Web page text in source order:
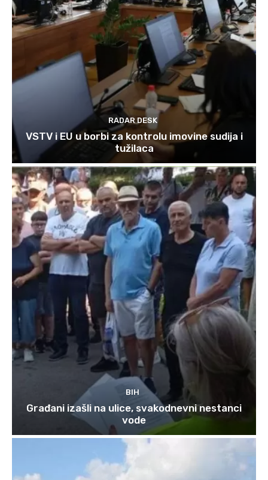
RADAR DESK
VSTV i EU u borbi za kontrolu imovine sudija i
tužilaca
BIH
Građani izašli na ulice, svakodnevni nestanci
vode